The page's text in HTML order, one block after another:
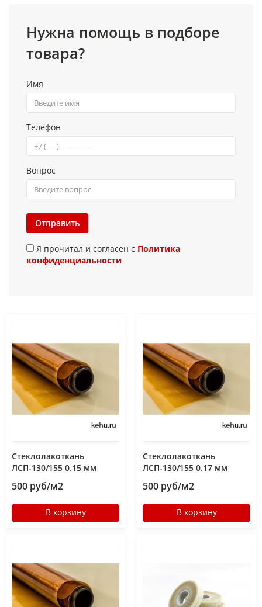
Нужна помощь в подборе
товара?
Имя
Телефон
Вопрос
Отправить
Я прочитал и согласен с Политика
конфиденциальности
Стеклолакоткань
ЛСП-130/155 0.15 мм
500 руб/м2
В корзину
Стеклолакоткань
ЛСП-130/155 0.17 мм
500 руб/м2
В корзину